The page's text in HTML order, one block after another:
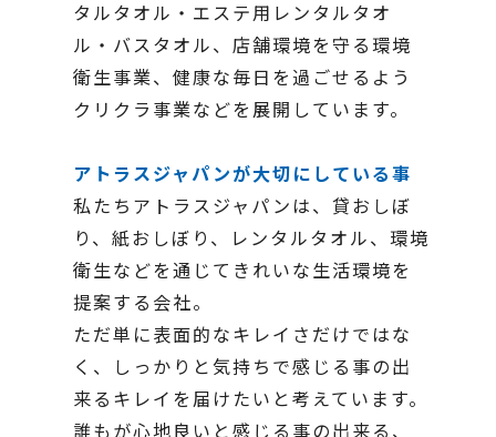
タルタオル・エステ用レンタルタオ
ル・バスタオル、店舗環境を守る環境
衛生事業、健康な毎日を過ごせるよう
クリクラ事業などを展開しています。
アトラスジャパンが大切にしている事
私たちアトラスジャパンは、貸おしぼ
り、紙おしぼり、レンタルタオル、環境
衛生などを通じてきれいな生活環境を
提案する会社。
ただ単に表面的なキレイさだけではな
く、しっかりと気持ちで感じる事の出
来るキレイを届けたいと考えています。
誰もが心地良いと感じる事の出来る、